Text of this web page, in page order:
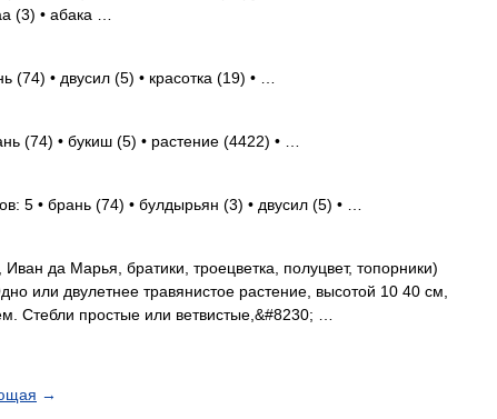
(3) • абака …
• двусил (5) • красотка (19) • …
(74) • букиш (5) • растение (4422) • …
5 • брань (74) • булдырьян (3) • двусил (5) • …
да Марья, братики, троецветка, полуцвет, топорники)
или двулетнее травянистое растение, высотой 10 40 см,
Стебли простые или ветвистые,&#8230; …
→